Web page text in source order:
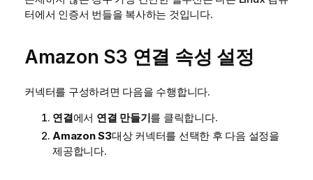
터에서 인증서 번들을 복사하는 것입니다.
Amazon S3 연결 속성 설정
커넥터를 구성하려면 다음을 수행합니다.
연결에서 연결 만들기를 클릭합니다.
Amazon S3대상 커넥터를 선택한 후 다음 설정을
제공합니다.